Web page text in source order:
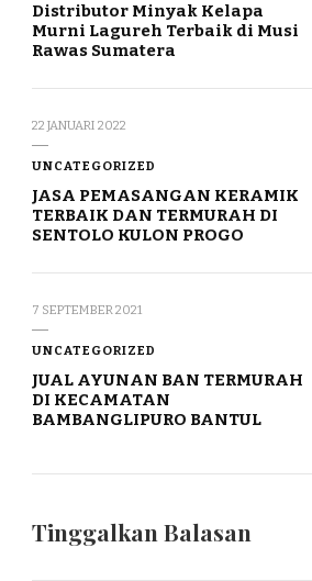
Distributor Minyak Kelapa
Murni Lagureh Terbaik di Musi
Rawas Sumatera
22 JANUARI 2022
UNCATEGORIZED
JASA PEMASANGAN KERAMIK
TERBAIK DAN TERMURAH DI
SENTOLO KULON PROGO
7 SEPTEMBER 2021
UNCATEGORIZED
JUAL AYUNAN BAN TERMURAH
DI KECAMATAN
BAMBANGLIPURO BANTUL
Tinggalkan Balasan